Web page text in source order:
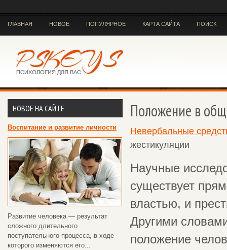
ГЛАВНАЯ НОВОЕ ПОПУЛЯРНОЕ КАРТА САЙТА ПОИСК
НОВОЕ НА САЙТЕ
Воспитание и развитие личности
Развитие человека — результат
сложного длительного
поступательного процесса, в ходе
которого изменяются его...
Положение в
Невербальные
жестикуляции
Научные
существует
властью, и
Другими
положение